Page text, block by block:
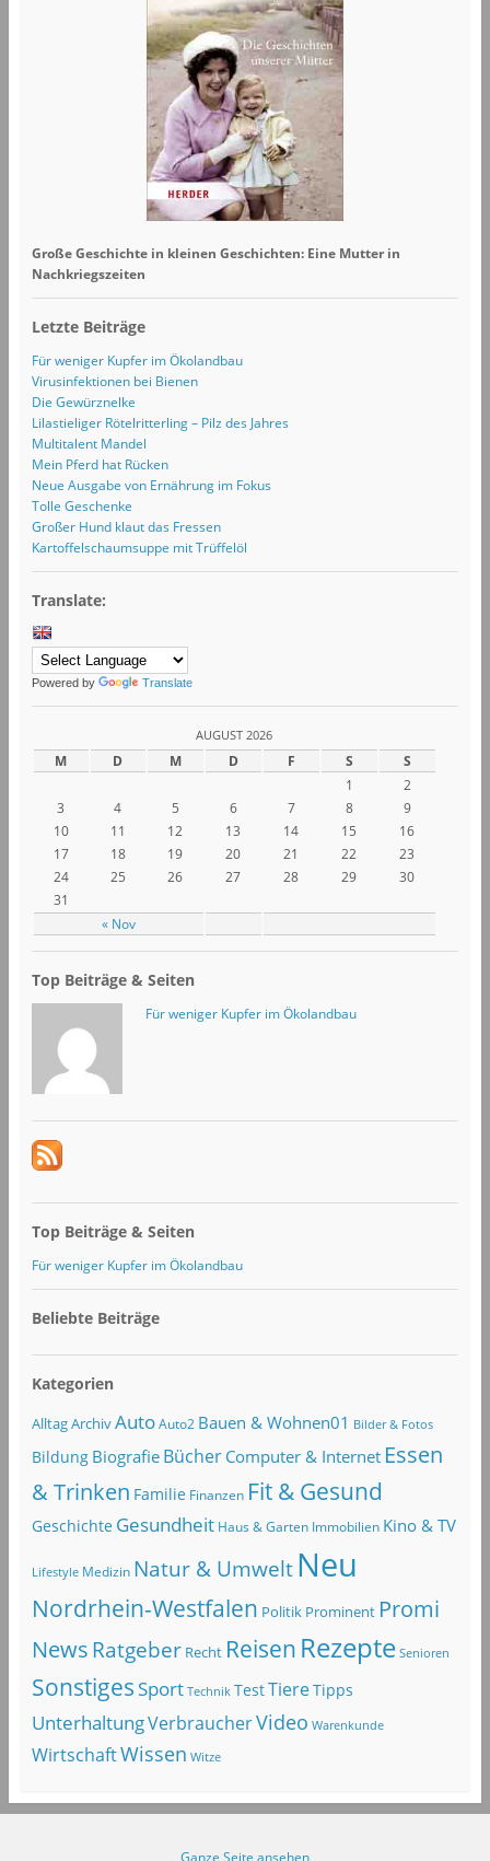
Große Geschichte in kleinen Geschichten: Eine Mutter in
Nachkriegszeiten
Letzte Beiträge
Für weniger Kupfer im Ökolandbau
Virusinfektionen bei Bienen
Die Gewürznelke
Lilastieliger Rötelritterling – Pilz des Jahres
Multitalent Mandel
Mein Pferd hat Rücken
Neue Ausgabe von Ernährung im Fokus
Tolle Geschenke
Großer Hund klaut das Fressen
Kartoffelschaumsuppe mit Trüffelöl
Translate:
Powered by Translate
AUGUST 2026
M D M D F S S
« Nov
1
2
3
4 5 6 7 8
9
10
11 12 13 14 15
16
17
18 19 20 21 22
23
24
25 26 27 28 29
30
31
Top Beiträge & Seiten
Für weniger Kupfer im Ökolandbau
Top Beiträge & Seiten
Für weniger Kupfer im Ökolandbau
Beliebte Beiträge
Kategorien
AlltagArchivAuto Auto2 Bauen & Wohnen01 Bilder & Fotos
Bildung Biografie Bücher Computer & Internet Essen
& Trinken Familie Finanzen Fit & Gesund
Geschichte Gesundheit Haus & Garten Immobilien Kino & TV
Lifestyle Medizin Natur & Umwelt Neu
Nordrhein-Westfalen Politik Prominent Promi
NewsRatgeber Recht Reisen Rezepte Senioren
SonstigesSport Technik TestTiereTipps
UnterhaltungVerbraucherVideo Warenkunde
WirtschaftWissen Witze
Ganze Seite ansehen